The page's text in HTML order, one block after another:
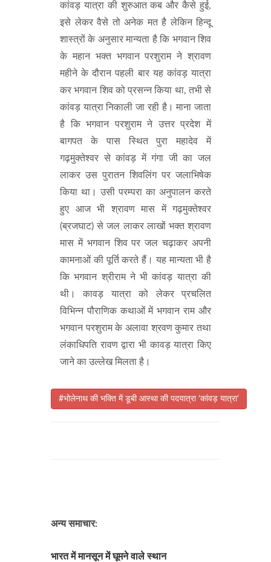
कांवड़ यात्रा की शुरुआत कब और कैसे हुई,
इसे लेकर वैसे तो अनेक मत है लेकिन हिन्दू
शास्त्रों के अनुसार मान्यता है कि भगवान शिव
के महान भक्त भगवान परशुराम ने श्रावण
महीने के दौरान पहली बार यह कांवड़ यात्रा
कर भगवान शिव को प्रसन्न किया था, तभी से
कांवड़ यात्रा निकाली जा रही है। माना जाता
है कि भगवान परशुराम ने उत्तर प्रदेश में
बागपत के पास स्थित पुरा महादेव में
गढ़मुक्तेश्वर से कांवड़ में गंगा जी का जल
लाकर उस पुरातन शिवलिंग पर जलाभिषेक
किया था। उसी परम्परा का अनुपालन करते
हुए आज भी श्रावण मास में गढ़मुक्तेश्वर
(ब्रजघाट) से जल लाकर लाखों भक्त श्रावण
मास में भगवान शिव पर जल चढ़ाकर अपनी
कामनाओं की पूर्ति करते हैं। यह मान्यता भी है
कि भगवान श्रीराम ने भी कांवड़ यात्रा की
थी। कावड़ यात्रा को लेकर प्रचलित
विभिन्न पौराणिक कथाओं में भगवान राम और
भगवान परशुराम के अलावा श्रवण कुमार तथा
लंकाधिपति रावण द्वारा भी कावड़ यात्रा किए
जाने का उल्लेख मिलता है।
#भोलेनाथ की भक्ति में डूबी आस्था की पदयात्रा ‘कांवड़ यात्रा’
अन्य समाचार:
भारत में मानसून में घूमने वाले स्थान